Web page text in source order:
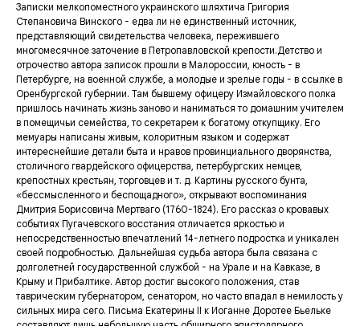
Записки мелкопоместного украинского шляхтича Григория
Степановича Винского - едва ли не единственный источник,
представляющий свидетельства человека, пережившего
многомесячное заточение в Петропавловской крепости.Детство и
отрочество автора записок прошли в Малороссии, юность - в
Петербурге, на военной службе, а молодые и зрелые годы - в ссылке в
Оренбургской губернии. Там бывшему офицеру Измайловского полка
пришлось начинать жизнь заново и наниматься то домашним учителем
в помещичьи семейства, то секретарем к богатому откупщику. Его
мемуары написаны живым, колоритным языком и содержат
интереснейшие детали быта и нравов провинциального дворянства,
столичного гвардейского офицерства, петербургских немцев,
крепостных крестьян, торговцев и т. д. Картины русского бунта,
«бессмысленного и беспощадного», открывают воспоминания
Дмитрия Борисовича Мертваго (1760-1824). Его рассказ о кровавых
событиях Пугачевского восстания отличается яркостью и
непосредственностью впечатлений 14-летнего подростка и уникален
своей подробностью. Дальнейшая судьба автора была связана с
долголетней государственной службой - на Урале и на Кавказе, в
Крыму и Прибалтике. Автор достиг высокого положения, став
таврическим губернатором, сенатором, но часто впадал в немилость у
сильных мира сего. Письма Екатерины II к Иоганне Доротее Бьельке